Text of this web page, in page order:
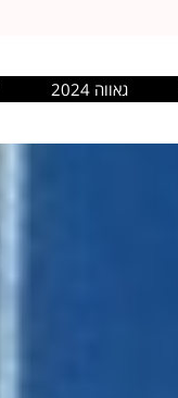
גאווה 2024